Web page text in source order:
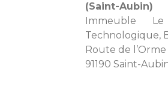
(Saint-Aubin)
Immeuble
Technologique,
Route de
91190 Saint-